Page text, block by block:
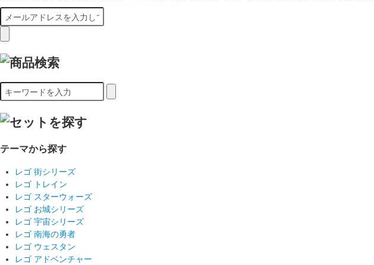
テーマから探す
レゴ 街シリーズ
レゴ トレイン
レゴ スターウォーズ
レゴ お城シリーズ
レゴ 宇宙シリーズ
レゴ 南海の勇者
レゴ ウェスタン
レゴ アドベンチャー